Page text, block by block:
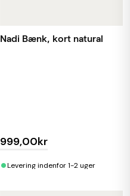
Nadi Bænk, kort natural
999,00kr
•Levering indenfor 1-2 uger